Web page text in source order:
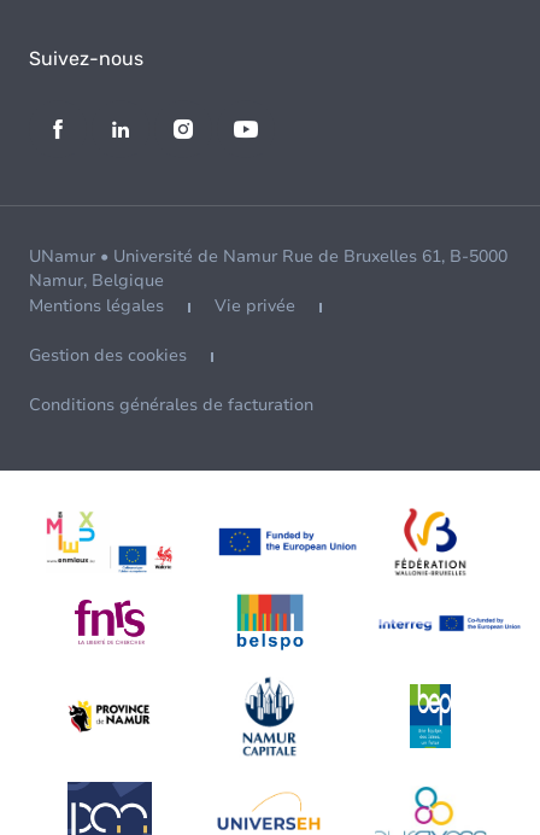
Suivez-nous
UNamur • Université de Namur Rue de Bruxelles 61, B-5000
Namur, Belgique
Mentions légales
Vie privée
Gestion des cookies
Conditions générales de facturation